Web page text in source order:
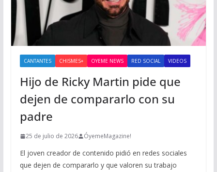
CANTANTES CHISMES+ OYEME NEWS RED SOCIAL VIDEOS
Hijo de Ricky Martin pide que
dejen de compararlo con su
padre
25 de julio de 2026 ÓyemeMagazine!
El joven creador de contenido pidió en redes sociales
que dejen de compararlo y que valoren su trabajo